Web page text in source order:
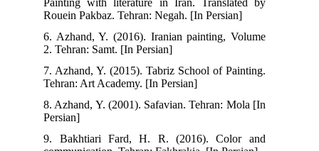
Rouein Pakbaz. Tehran: Negah. [In Persian]
6. Azhand, Y. (2016). Iranian painting, Volume
2. Tehran: Samt. [In Persian]
7. Azhand, Y. (2015). Tabriz School of Painting.
Tehran: Art Academy. [In Persian]
8. Azhand, Y. (2001). Safavian. Tehran: Mola [In
9. Bakhtiari Fard, H. R. (2016). Color and